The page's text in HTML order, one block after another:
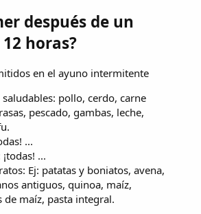
después de un
horas?
en el ayuno intermitente
saludables: pollo, cerdo, carne
pescado, gambas, leche,
...
...
Ej: patatas y boniatos, avena,
antiguos, quinoa, maíz,
de maíz, pasta integral.